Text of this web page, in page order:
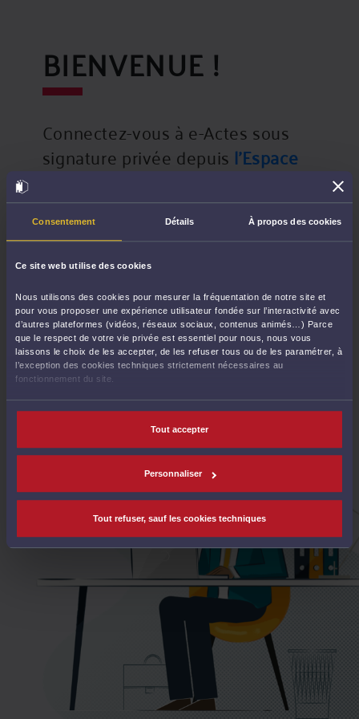
Consentement Détails À propos des cookies
Ce site web utilise des cookies
Nous utilisons des cookies pour mesurer la fréquentation de notre site et
pour vous proposer une expérience utilisateur fondée sur l’interactivité avec
d’autres plateformes (vidéos, réseaux sociaux, contenus animés…) Parce
que le respect de votre vie privée est essentiel pour nous, nous vous
laissons le choix de les accepter, de les refuser tous ou de les paramétrer, à
l’exception des cookies techniques strictement nécessaires au
fonctionnement du site.
Tout accepter
Personnaliser
Tout refuser, sauf les cookies techniques
BIENVENUE !
Connectez-vous à e-Actes sous
signature privée depuis l’Espace